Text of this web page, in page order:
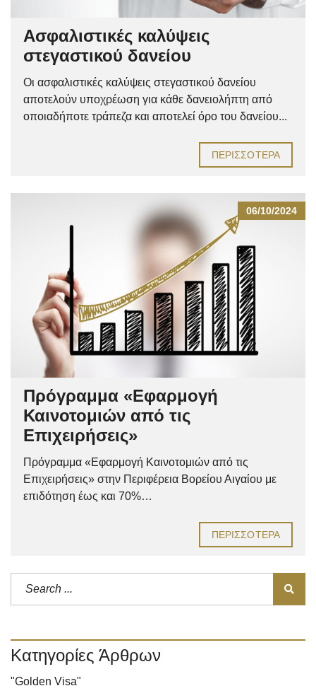
Ασφαλιστικές καλύψεις
στεγαστικού δανείου
Οι ασφαλιστικές καλύψεις στεγαστικού δανείου
αποτελούν υποχρέωση για κάθε δανειολήπτη από
οποιαδήποτε τράπεζα και αποτελεί όρο του δανείου...
ΠΕΡΙΣΣΌΤΕΡΑ
06/10/2024
Πρόγραμμα «Εφαρμογή
Καινοτομιών από τις
Επιχειρήσεις»
Πρόγραμμα «Εφαρμογή Καινοτομιών από τις
Επιχειρήσεις» στην Περιφέρεια Βορείου Αιγαίου με
επιδότηση έως και 70%…
ΠΕΡΙΣΣΌΤΕΡΑ
Κατηγορίες Άρθρων
"Golden Visa"